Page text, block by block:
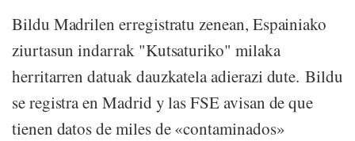
Bildu Madrilen erregistratu zenean, Espainiako
ziurtasun indarrak "Kutsaturiko" milaka
herritarren datuak dauzkatela adierazi dute. Bildu
se registra en Madrid y las FSE avisan de que
tienen datos de miles de «contaminados»